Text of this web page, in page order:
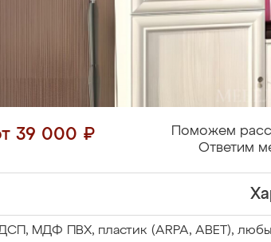
39 000 ₽
Поможем
Ответим
МДФ ПВХ, пластик (ARPA, ABET),